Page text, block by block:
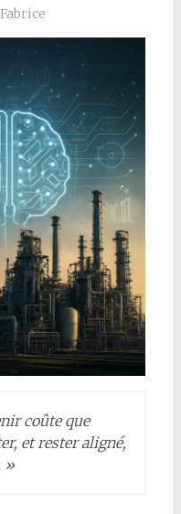
coûte que
et rester aligné,
»